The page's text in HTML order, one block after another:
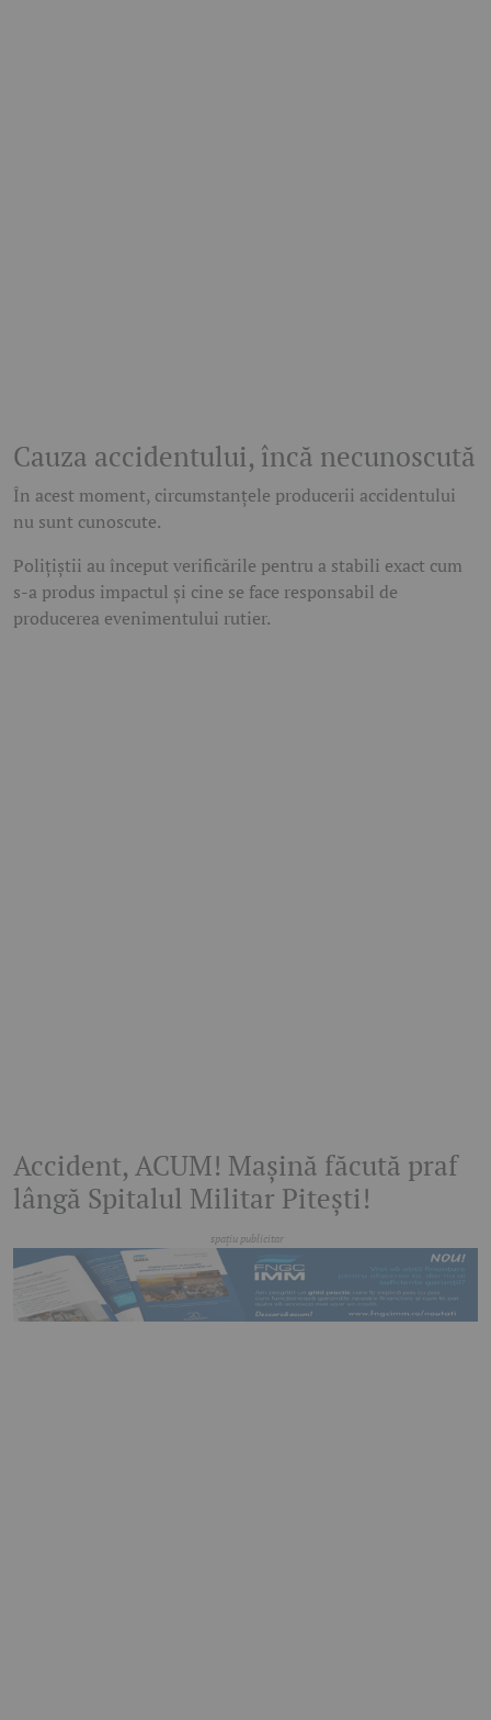
Cauza accidentului, încă necunoscută
În acest moment, circumstanțele producerii accidentului
nu sunt cunoscute.
Polițiștii au început verificările pentru a stabili exact cum
s-a produs impactul și cine se face responsabil de
producerea evenimentului rutier.
Accident, ACUM! Mașină făcută praf
lângă Spitalul Militar Pitești!